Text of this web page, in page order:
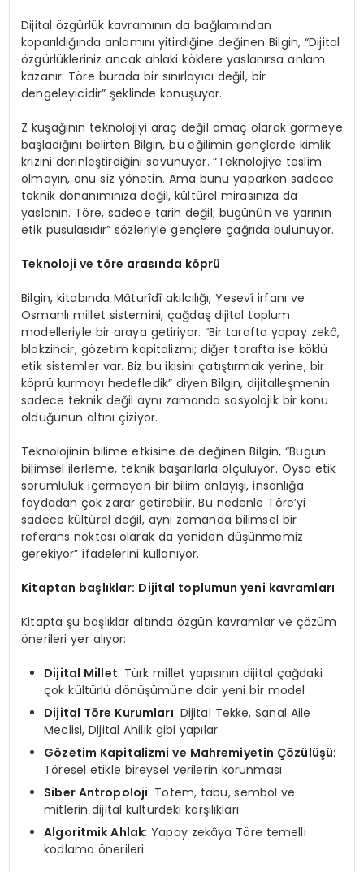
Dijital özgürlük kavramının da bağlamından
koparıldığında anlamını yitirdiğine değinen Bilgin, “Dijital
özgürlükleriniz ancak ahlaki köklere yaslanırsa anlam
kazanır. Töre burada bir sınırlayıcı değil, bir
dengeleyicidir” şeklinde konuşuyor.
Z kuşağının teknolojiyi araç değil amaç olarak görmeye
başladığını belirten Bilgin, bu eğilimin gençlerde kimlik
krizini derinleştirdiğini savunuyor. “Teknolojiye teslim
olmayın, onu siz yönetin. Ama bunu yaparken sadece
teknik donanımınıza değil, kültürel mirasınıza da
yaslanın. Töre, sadece tarih değil; bugünün ve yarının
etik pusulasıdır” sözleriyle gençlere çağrıda bulunuyor.
Teknoloji ve töre arasında köprü
Bilgin, kitabında Mâturîdî akılcılığı, Yesevî irfanı ve
Osmanlı millet sistemini, çağdaş dijital toplum
modelleriyle bir araya getiriyor. “Bir tarafta yapay zekâ,
blokzincir, gözetim kapitalizmi; diğer tarafta ise köklü
etik sistemler var. Biz bu ikisini çatıştırmak yerine, bir
köprü kurmayı hedefledik” diyen Bilgin, dijitalleşmenin
sadece teknik değil aynı zamanda sosyolojik bir konu
olduğunun altını çiziyor.
Teknolojinin bilime etkisine de değinen Bilgin, “Bugün
bilimsel ilerleme, teknik başarılarla ölçülüyor. Oysa etik
sorumluluk içermeyen bir bilim anlayışı, insanlığa
faydadan çok zarar getirebilir. Bu nedenle Töre’yi
sadece kültürel değil, aynı zamanda bilimsel bir
referans noktası olarak da yeniden düşünmemiz
gerekiyor” ifadelerini kullanıyor.
Kitaptan başlıklar: Dijital toplumun yeni kavramları
Kitapta şu başlıklar altında özgün kavramlar ve çözüm
önerileri yer alıyor:
Dijital Millet: Türk millet yapısının dijital çağdaki
çok kültürlü dönüşümüne dair yeni bir model
Dijital Töre Kurumları: Dijital Tekke, Sanal Aile
Meclisi, Dijital Ahilik gibi yapılar
Gözetim Kapitalizmi ve Mahremiyetin Çözülüşü:
Töresel etikle bireysel verilerin korunması
Siber Antropoloji: Totem, tabu, sembol ve
mitlerin dijital kültürdeki karşılıkları
Algoritmik Ahlak: Yapay zekâya Töre temelli
kodlama önerileri